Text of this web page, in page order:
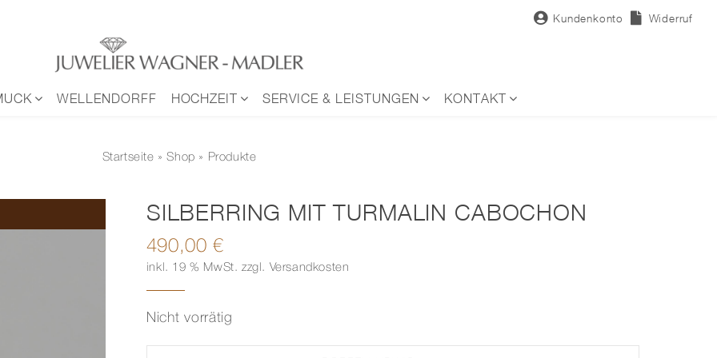
Kundenkonto Widerruf
WELLENDORFF HOCHZEIT SERVICE & LEISTUNGEN KONTAKT
Startseite »Shop » Produkte
SILBERRING MIT TURMALIN CABOCHON
490,00€
inkl. 19 % MwSt. zzgl. Versandkosten
Nicht vorrätig